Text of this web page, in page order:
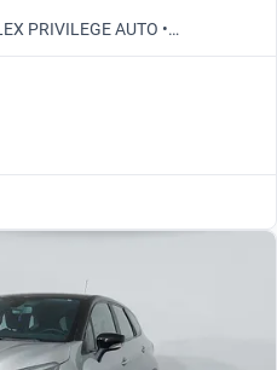
PRIVILEGE AUTO •